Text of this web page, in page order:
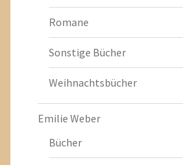
Romane
Sonstige Bücher
Weihnachtsbücher
Emilie Weber
Bücher